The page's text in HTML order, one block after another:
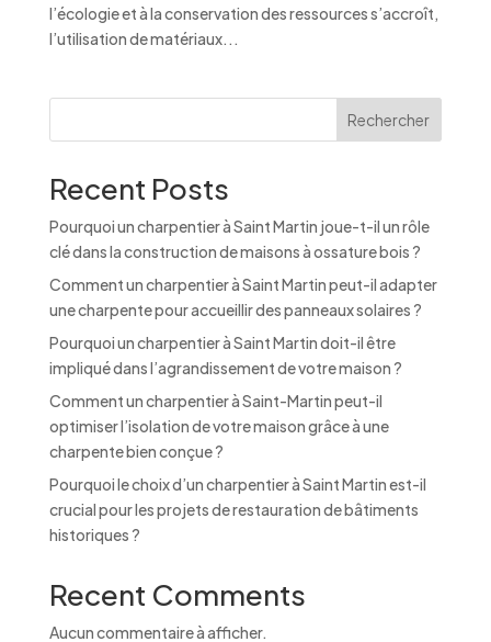
l’écologie et à la conservation des ressources s’accroît,
l’utilisation de matériaux...
Rechercher
Recent Posts
Pourquoi un charpentier à Saint Martin joue-t-il un rôle
clé dans la construction de maisons à ossature bois ?
Comment un charpentier à Saint Martin peut-il adapter
une charpente pour accueillir des panneaux solaires ?
Pourquoi un charpentier à Saint Martin doit-il être
impliqué dans l’agrandissement de votre maison ?
Comment un charpentier à Saint-Martin peut-il
optimiser l’isolation de votre maison grâce à une
charpente bien conçue ?
Pourquoi le choix d’un charpentier à Saint Martin est-il
crucial pour les projets de restauration de bâtiments
historiques ?
Recent Comments
Aucun commentaire à afficher.